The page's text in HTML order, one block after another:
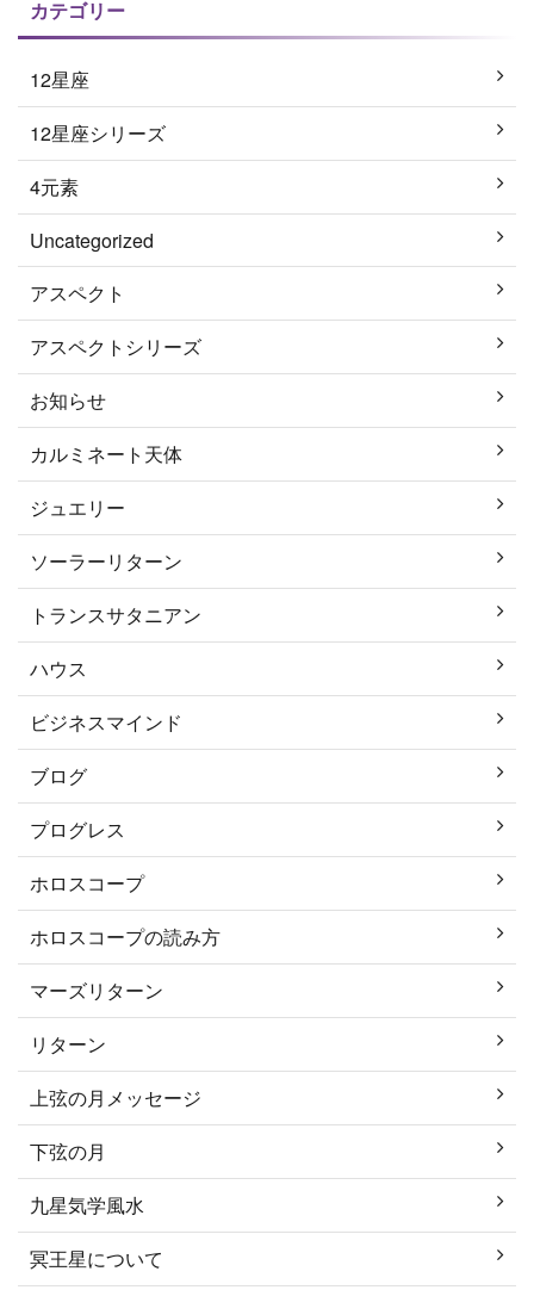
カテゴリー
12星座
12星座シリーズ
4元素
Uncategorized
アスペクト
アスペクトシリーズ
お知らせ
カルミネート天体
ジュエリー
ソーラーリターン
トランスサタニアン
ハウス
ビジネスマインド
ブログ
プログレス
ホロスコープ
ホロスコープの読み方
マーズリターン
リターン
上弦の月メッセージ
下弦の月
九星気学風水
冥王星について